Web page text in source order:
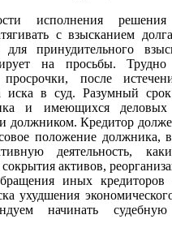
исполнения
с взысканием
принудительного
на просьбы. Трудно
после
иска в суд. Разумный
и имеющихся деловых
должником. Кредитор
положение должника,
деятельность,
активов,
иных
ухудшения
начинать